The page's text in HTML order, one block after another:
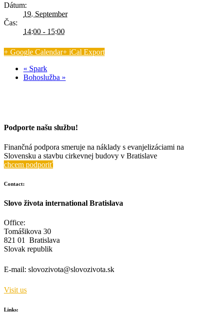
Dátum:
19. September
Čas:
14:00 - 15:00
+ Google Calendar+ iCal Export
« Spark
Bohoslužba »
Podporte našu službu!
Finančná podpora smeruje na náklady s evanjelizáciami na
Slovensku a stavbu cirkevnej budovy v Bratislave
chcem podporiť
Contact:
Slovo života international Bratislava
Office:
Tomášikova 30
821 01 Bratislava
Slovak republik
E-mail: slovozivota@slovozivota.sk
Visit us
Links: